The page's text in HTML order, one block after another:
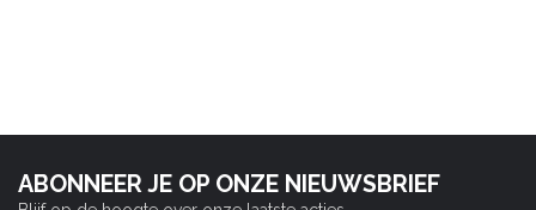
ABONNEER JE OP ONZE NIEUWSBRIEF